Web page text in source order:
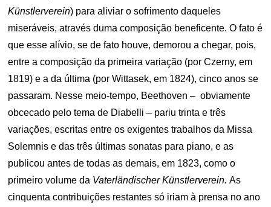
Künstlerverein) para aliviar o sofrimento daqueles
miseráveis, através duma composição beneficente. O fato é
que esse alívio, se de fato houve, demorou a chegar, pois,
entre a composição da primeira variação (por Czerny, em
1819) e a da última (por Wittasek, em 1824), cinco anos se
passaram. Nesse meio-tempo, Beethoven – obviamente
obcecado pelo tema de Diabelli – pariu trinta e três
variações, escritas entre os exigentes trabalhos da Missa
Solemnis e das três últimas sonatas para piano, e as
publicou antes de todas as demais, em 1823, como o
primeiro volume da Vaterländischer Künstlerverein.As
cinquenta contribuições restantes só iriam à prensa no ano